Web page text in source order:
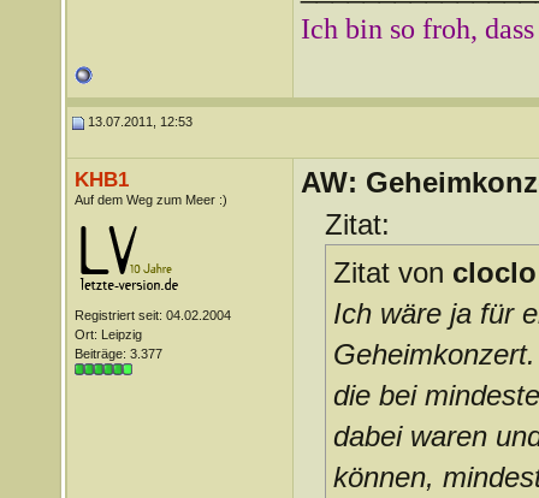
Ich bin so froh,
13.07.2011, 12:53
KHB1
Auf dem Weg zum Meer :)
Registriert seit: 04.02.2004
Ort: Leipzig
Beiträge: 3.377
AW:
Zitat:
Zitat von cloclo
Ich wäre ja für
die bei
dabei waren
können,